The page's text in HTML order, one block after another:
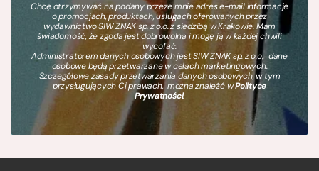
Chcę otrzymywać na podany przeze mnie adres e-mail informacje
o promocjach, produktach, usługach oferowanych przez
wydawnictwo SIW ZNAK sp. z o.o. z siedzibą w Krakowie. Mam
świadomość, że zgoda jest dobrowolna i mogę ją w każdej chwili
wycofać.
Administratorem danych osobowych jest SIW ZNAK sp. z o.o., dane
osobowe będą przetwarzane w celach marketingowych.
Szczegółowe zasady przetwarzania danych osobowych, w tym
przysługujących Ci prawach, można znaleźć wPolityce
Prywatności.